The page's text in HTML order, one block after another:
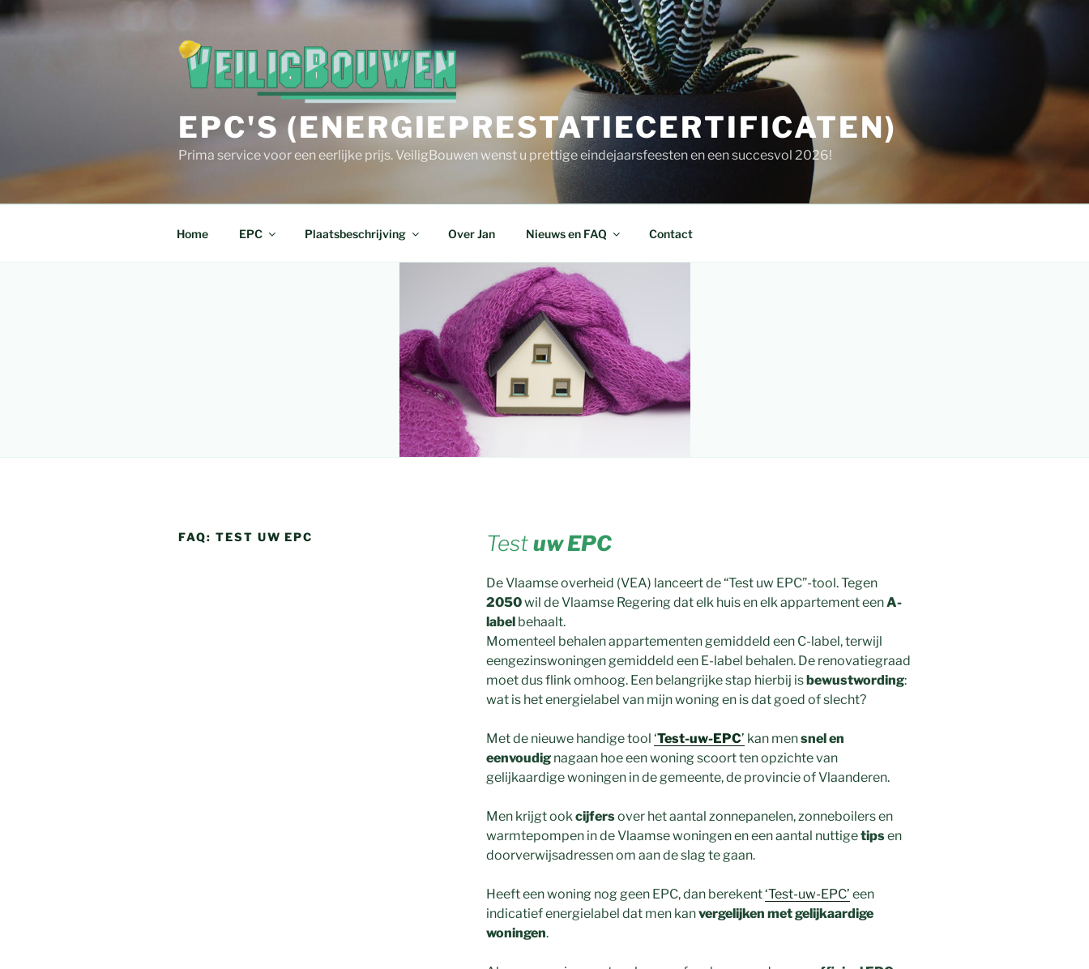
naar
EPC'S (ENERGIEPRESTATIECERTIFICATEN)
Prima service voor een eerlijke prijs. VeiligBouwen wenst u prettige eindejaarsfeesten en een succesvol 2026!
Home EPC Plaatsbeschrijving Over Jan Nieuws en FAQ Contact
FAQ: TEST UW EPC Testuw EPC
De Vlaamse overheid (VEA) lanceert de “Test uw EPC”-tool. Tegen
2050wil de Vlaamse Regering dat elk huis en elk appartement eenA-
label behaalt.
Momenteel behalen appartementen gemiddeld een C-label, terwijl
eengezinswoningen gemiddeld een E-label behalen. De renovatiegraad
moet dus flink omhoog. Een belangrijke stap hierbij is bewustwording:
wat is het energielabel van mijn woning en is dat goed of slecht?
Met de nieuwe handige tool ‘Test-uw-EPC’ kan mensnel en
eenvoudignagaan hoe een woning scoort ten opzichte van
gelijkaardige woningen in de gemeente, de provincie of Vlaanderen.
Men krijgt ookcijfersover het aantal zonnepanelen, zonneboilers en
warmtepompen in de Vlaamse woningen en een aantal nuttigetipsen
doorverwijsadressen om aan de slag te gaan.
Heeft een woning nog geen EPC, dan berekent‘Test-uw-EPC’ een
indicatief energielabel dat men kanvergelijken met gelijkaardige
woningen.